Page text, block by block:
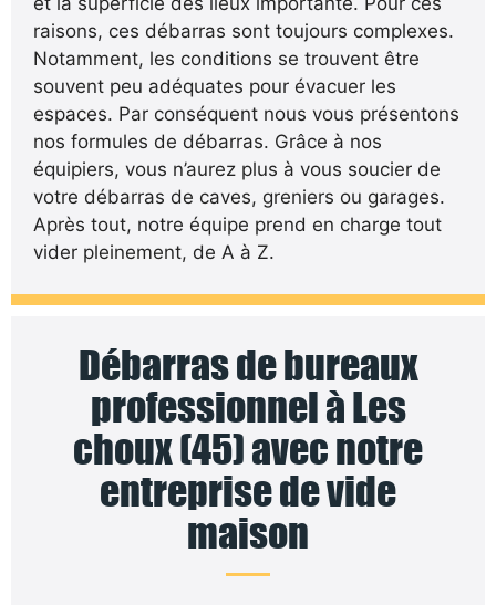
raisons, ces débarras sont toujours complexes.
Notamment, les conditions se trouvent être
souvent peu adéquates pour évacuer les
espaces. Par conséquent nous vous présentons
nos formules de débarras. Grâce à nos
équipiers, vous n’aurez plus à vous soucier de
votre débarras de caves, greniers ou garages.
Après tout, notre équipe prend en charge tout
vider pleinement, de A à Z.
Débarras de bureaux
professionnel à Les
choux (45) avec notre
entreprise de vide
maison